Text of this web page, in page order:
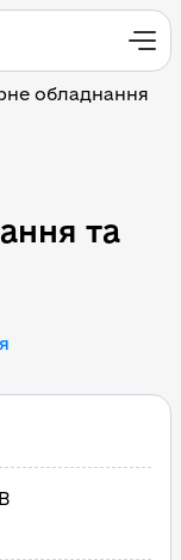
обладнання
та